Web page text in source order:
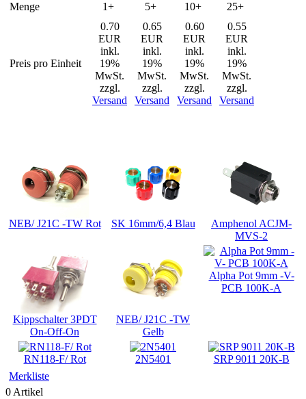
Menge
1+ 5+ 10+ 25+
Preis pro Einheit
0.70
EUR
inkl.
19%
MwSt.
zzgl.
Versand
0.65
EUR
inkl.
19%
MwSt.
zzgl.
Versand
0.60
EUR
inkl.
19%
MwSt.
zzgl.
Versand
0.55
EUR
inkl.
19%
MwSt.
zzgl.
Versand
NEB/ J21C -TW Rot SK 16mm/6,4 Blau
Amphenol ACJM-
MVS-2
Kippschalter 3PDT
On-Off-On
NEB/ J21C -TW
Gelb
Alpha Pot 9mm -V-
PCB 100K-A
RN118-F/ Rot 2N5401
SRP 9011 20K-B
Merkliste
0 Artikel